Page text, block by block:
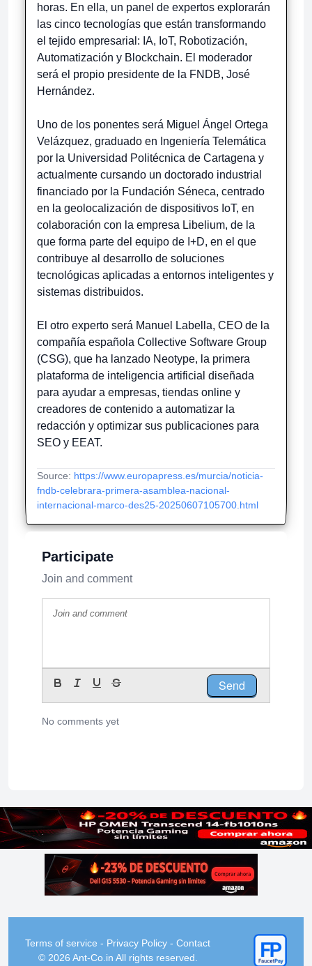
horas. En ella, un panel de expertos explorarán
las cinco tecnologías que están transformando
el tejido empresarial: IA, IoT, Robotización,
Automatización y Blockchain. El moderador
será el propio presidente de la FNDB, José
Hernández.
Uno de los ponentes será Miguel Ángel Ortega
Velázquez, graduado en Ingeniería Telemática
por la Universidad Politécnica de Cartagena y
actualmente cursando un doctorado industrial
financiado por la Fundación Séneca, centrado
en la geolocalización de dispositivos IoT, en
colaboración con la empresa Libelium, de la
que forma parte del equipo de I+D, en el que
contribuye al desarrollo de soluciones
tecnológicas aplicadas a entornos inteligentes y
sistemas distribuidos.
El otro experto será Manuel Labella, CEO de la
compañía española Collective Software Group
(CSG), que ha lanzado Neotype, la primera
plataforma de inteligencia artificial diseñada
para ayudar a empresas, tiendas online y
creadores de contenido a automatizar la
redacción y optimizar sus publicaciones para
SEO y EEAT.
Source: https://www.europapress.es/murcia/noticia-
fndb-celebrara-primera-asamblea-nacional-
internacional-marco-des25-20250607105700.html
Participate
Join and comment
Send
No comments yet
Terms of service - Privacy Policy - Contact
© 2026 Ant-Co.in All rights reserved.